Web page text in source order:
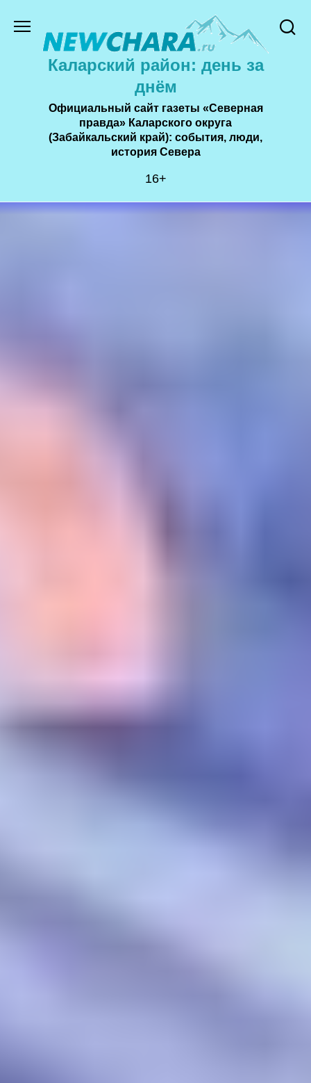
содержанию
Каларский район: день за
днём
Официальный сайт газеты «Северная
правда» Каларского округа
(Забайкальский край): события, люди,
история Cевера
16+